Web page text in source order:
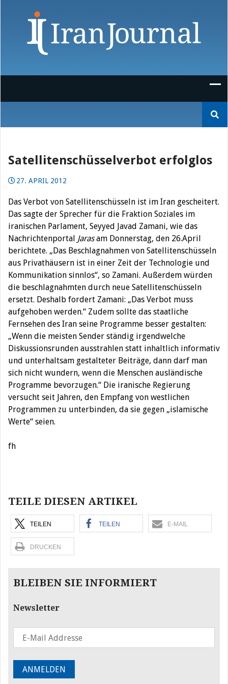
nach:
Satellitenschüsselverbot erfolglos
27. APRIL 2012
Das Verbot von Satellitenschüsseln ist im Iran gescheitert.
Das sagte der Sprecher für die Fraktion Soziales im
iranischen Parlament, Seyyed Javad Zamani, wie das
Nachrichtenportal Jarasam Donnerstag, den 26.April
berichtete. „Das Beschlagnahmen von Satellitenschüsseln
aus Privathäusern ist in einer Zeit der Technologie und
Kommunikation sinnlos“, so Zamani. Außerdem würden
die beschlagnahmten durch neue Satellitenschüsseln
ersetzt. Deshalb fordert Zamani: „Das Verbot muss
aufgehoben werden.“ Zudem sollte das staatliche
Fernsehen des Iran seine Programme besser gestalten:
„Wenn die meisten Sender ständig irgendwelche
Diskussionsrunden ausstrahlen statt inhaltlich informativ
und unterhaltsam gestalteter Beiträge, dann darf man
sich nicht wundern, wenn die Menschen ausländische
Programme bevorzugen.“ Die iranische Regierung
versucht seit Jahren, den Empfang von westlichen
Programmen zu unterbinden, da sie gegen „islamische
Werte“ seien.
fh
TEILE DIESEN ARTIKEL
TEILEN TEILEN E-MAIL
DRUCKEN
BLEIBEN SIE INFORMIERT
Newsletter